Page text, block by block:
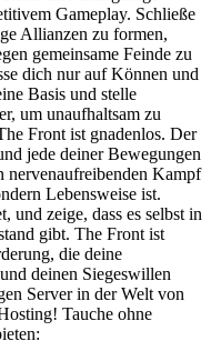
Gameplay. Schließe
Allianzen zu formen,
gemeinsame Feinde zu
dich nur auf Können und
Basis und stelle
um unaufhaltsam zu
Front ist gnadenlos. Der
jede deiner Bewegungen
nervenaufreibenden Kampf
Lebensweise ist.
und zeige, dass es selbst in
gibt. The Front ist
die deine
deinen Siegeswillen
Server in der Welt von
Tauche ohne